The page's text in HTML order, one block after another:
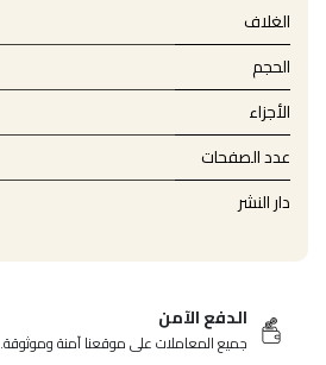
الغلاف
الحجم
الأجزاء
عدد الصفحات
دار النشر
الدفع الآمن
جميع المعاملات على موقعنا آمنة وموثوقة.